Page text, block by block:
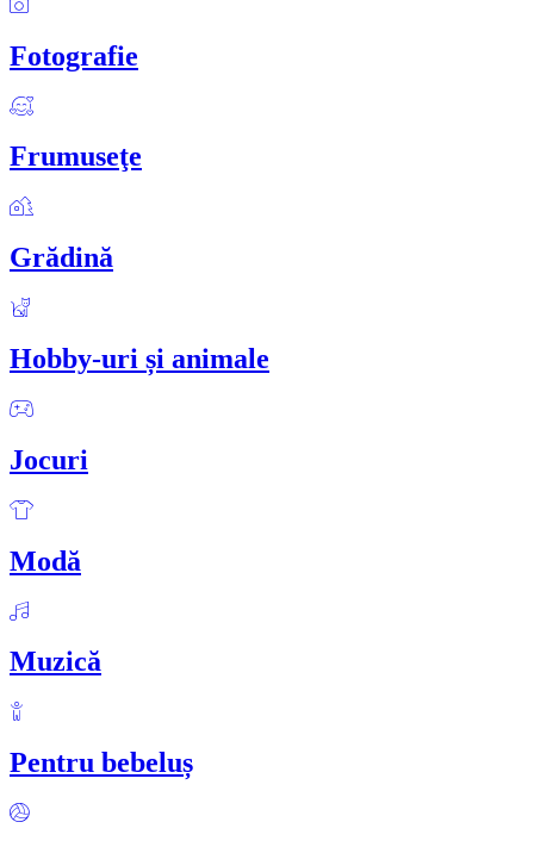
Fotografie
Frumuseţe
Grădină
Hobby-uri și animale
Jocuri
Modă
Muzică
Pentru bebeluș